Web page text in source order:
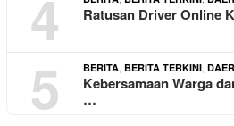
4 Ratusan Driver Online
5 BERITA BERITA TERKINI
Kebersamaan Warga
…